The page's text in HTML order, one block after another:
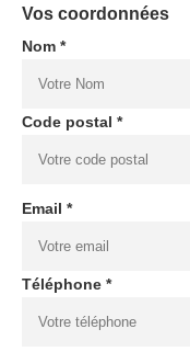
Vos coordonnées
Nom *
Code postal *
Email *
Téléphone *